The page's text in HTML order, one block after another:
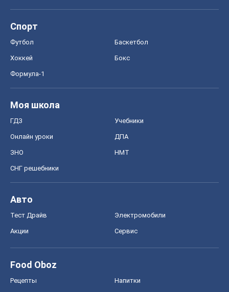
Спорт
Футбол Баскетбол
Хоккей Бокс
Формула-1
Моя школа
ГДЗ Учебники
Онлайн уроки ДПА
ЗНО НМТ
СНГ решебники
Авто
Тест Драйв Электромобили
Акции Сервис
Food Oboz
Рецепты Напитки